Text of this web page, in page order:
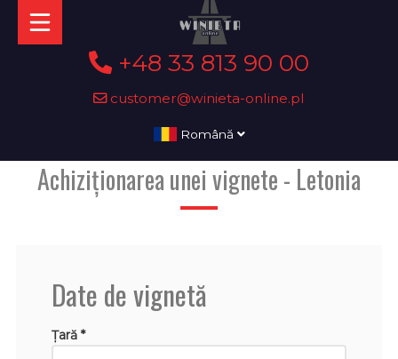
+48 33 813 90 00
customer@winieta-online.pl
Română
Achiziționarea unei vignete - Letonia
Date de vignetă
Țară *